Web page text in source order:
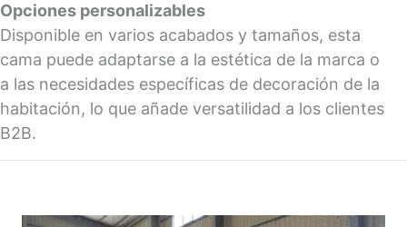
Opciones personalizables
Disponible en varios acabados y tamaños, esta
cama puede adaptarse a la estética de la marca o
a las necesidades específicas de decoración de la
habitación, lo que añade versatilidad a los clientes
B2B.